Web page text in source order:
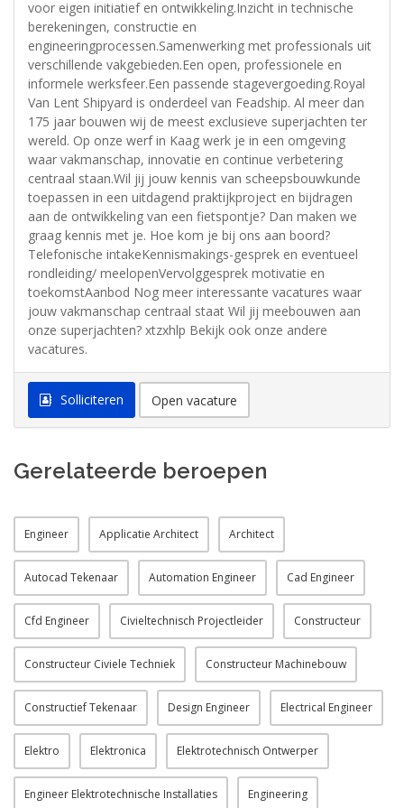
voor eigen initiatief en ontwikkeling.Inzicht in technische
berekeningen, constructie en
engineeringprocessen.Samenwerking met professionals uit
verschillende vakgebieden.Een open, professionele en
informele werksfeer.Een passende stagevergoeding.Royal
Van Lent Shipyard is onderdeel van Feadship. Al meer dan
175 jaar bouwen wij de meest exclusieve superjachten ter
wereld. Op onze werf in Kaag werk je in een omgeving
waar vakmanschap, innovatie en continue verbetering
centraal staan.Wil jij jouw kennis van scheepsbouwkunde
toepassen in een uitdagend praktijkproject en bijdragen
aan de ontwikkeling van een fietspontje? Dan maken we
graag kennis met je. Hoe kom je bij ons aan boord?
Telefonische intakeKennismakings-gesprek en eventueel
rondleiding/ meelopenVervolggesprek motivatie en
toekomstAanbod Nog meer interessante vacatures waar
jouw vakmanschap centraal staat Wil jij meebouwen aan
onze superjachten? xtzxhlp Bekijk ook onze andere
vacatures.
Solliciteren Open vacature
Gerelateerde beroepen
Engineer Applicatie Architect Architect
Autocad Tekenaar Automation Engineer Cad Engineer
Cfd Engineer Civieltechnisch Projectleider Constructeur
Constructeur Civiele Techniek Constructeur Machinebouw
Constructief Tekenaar Design Engineer Electrical Engineer
Elektro Elektronica Elektrotechnisch Ontwerper
Engineer Elektrotechnische Installaties Engineering